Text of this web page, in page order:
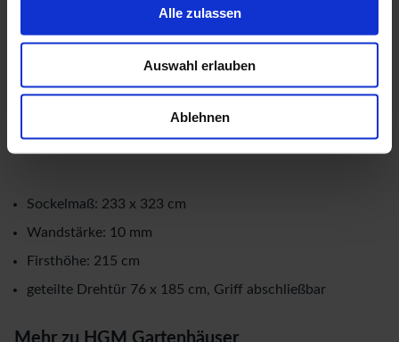
Alle zulassen
Auswahl erlauben
Ablehnen
Standardlieferumfang erhalten Sie zusätzlich eine
beidseitige Regenrinne mit Fallrohren (Länge: 1,40 m). Alle
wichtigen Profile (First-, Rinnen- und Bodenprofile) sind in
einem Stück ausgeführt und sorgen für extra hohe
Stabilität. Potenzielle Leckagen werden somit ebenfalls
Sockelmaß: 233 x 323 cm
Wandstärke: 10 mm
Firsthöhe: 215 cm
geteilte Drehtür 76 x 185 cm, Griff abschließbar